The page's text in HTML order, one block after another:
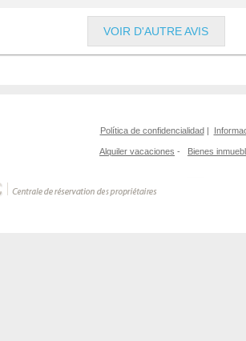
VOIR D'AUTRE AVIS
Política de confidencialidad|
Alquiler vacaciones - Bienes